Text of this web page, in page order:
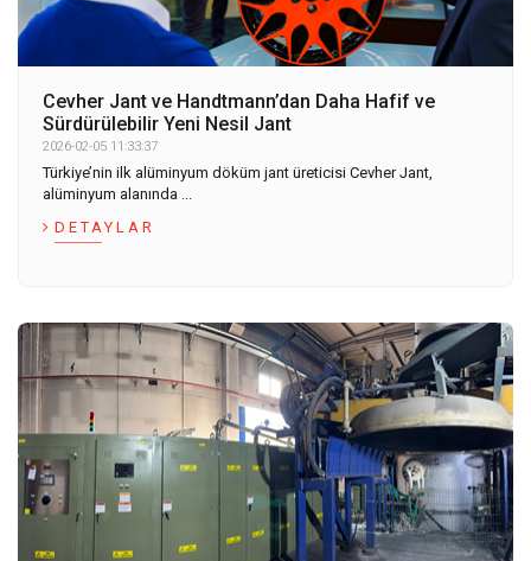
Cevher Jant ve Handtmann’dan Daha Hafif ve
Sürdürülebilir Yeni Nesil Jant
2026-02-05 11:33:37
Türkiye’nin ilk alüminyum döküm jant üreticisi Cevher Jant,
alüminyum alanında ...
DETAYLAR